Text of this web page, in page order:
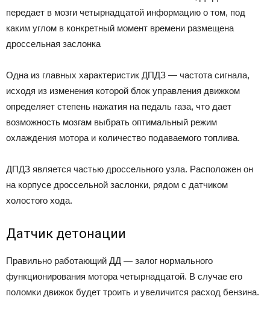
передает в мозги четырнадцатой информацию о том, под
каким углом в конкретный момент времени размещена
дроссельная заслонка
Одна из главных характеристик ДПДЗ — частота сигнала,
исходя из изменения которой блок управления движком
определяет степень нажатия на педаль газа, что дает
возможность мозгам выбрать оптимальный режим
охлаждения мотора и количество подаваемого топлива.
ДПДЗ является частью дроссельного узла. Расположен он
на корпусе дроссельной заслонки, рядом с датчиком
холостого хода.
Датчик детонации
Правильно работающий ДД — залог нормального
функционирования мотора четырнадцатой. В случае его
поломки движок будет троить и увеличится расход бензина.